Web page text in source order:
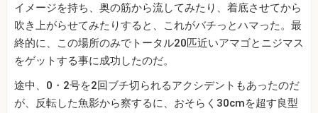
イメージを持ち、奥の筋から流してみたり、着底させてから
吹き上がらせてみたりすると、これがバチっとハマった。最
終的に、この場所のみでトータル20匹近いアマゴとニジマス
をゲットする事に成功したのだ。
途中、0・2号を2回ブチ切られるアクシデントもあったのだ
が、反転した魚影から察するに、おそらく30cmを超す良型